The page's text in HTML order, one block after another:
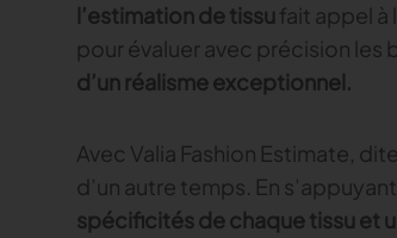
l’estimation de tissu fait appel à
pour évaluer avec précision les
d’un réalisme exceptionnel.
Avec Valia Fashion Estimate,
d’un autre temps. En
spécificités de chaque tissu et